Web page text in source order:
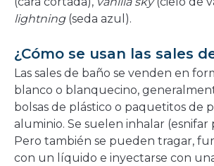
lightning (seda azul).
¿Cómo se usan las sales
Las sales de baño se venden en
blanco o blanquecino,
bolsas de plástico o paquetitos de
aluminio. Se suelen inhalar (esnifar
Pero también se pueden tragar,
con un líquido e inyectarse con